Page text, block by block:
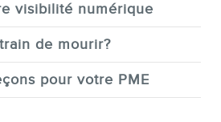
visibilité numérique
de mourir?
pour votre PME